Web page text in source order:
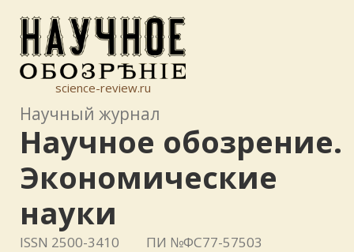
science-review.ru
Научный журнал
Научное обозрение.
Экономические
науки
ISSN 2500-3410 ПИ №ФС77-57503